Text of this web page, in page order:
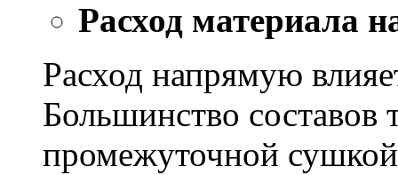
Расход материала
Расход напрямую
Большинство составов
промежуточной